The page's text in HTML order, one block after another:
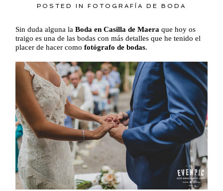
POSTED IN FOTOGRAFÍA DE BODA
Sin duda alguna la Boda en Casilla de Maera que hoy os
traigo es una de las bodas con más detalles que he tenido el
placer de hacer como fotógrafo de bodas.